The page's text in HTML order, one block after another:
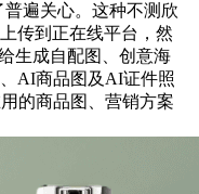
普遍关心。这种不测欣
传到正在线平台，然
生成自配图、创意海
AI商品图及AI证件照
的商品图、营销方案